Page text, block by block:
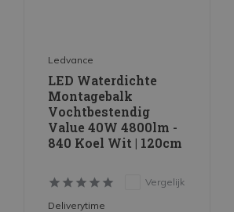
Ledvance
LED Waterdichte
Montagebalk
Vochtbestendig
Value 40W 4800lm -
840 Koel Wit | 120cm
Vergelijk
Deliverytime